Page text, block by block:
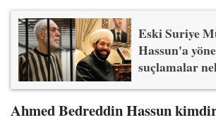
Eski Suriye
Hassun'a
suçlamalar
Ahmed Bedreddin Hassun